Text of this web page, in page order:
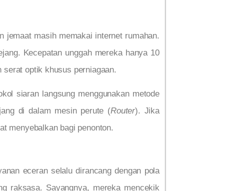
jemaat masih memakai internet rumahan.
Kecepatan unggah mereka hanya 10
optik khusus perniagaan.
siaran langsung menggunakan metode
di dalam mesin perute (Router). Jika
menyebalkan bagi penonton.
eceran selalu dirancang dengan pola
raksasa. Sayangnya, mereka mencekik